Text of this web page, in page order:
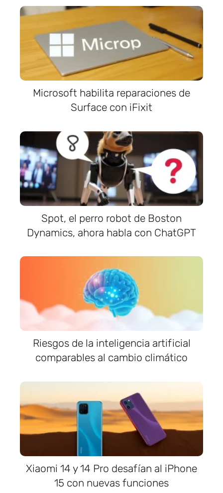
Microsoft habilita reparaciones de
Surface con iFixit
Spot, el perro robot de Boston
Dynamics, ahora habla con ChatGPT
Riesgos de la inteligencia artificial
comparables al cambio climático
Xiaomi 14 y 14 Pro desafían al iPhone
15 con nuevas funciones